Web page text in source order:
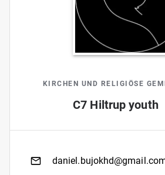
KIRCHEN UND RELIGIÖSE
C7 Hiltrup youth